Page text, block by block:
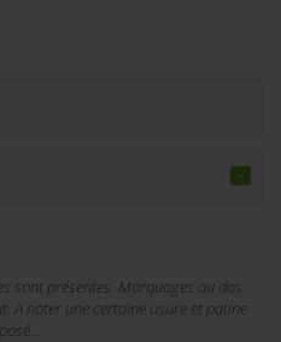
sont présentes. Marquages au dos
A noter une certaine usure et patine